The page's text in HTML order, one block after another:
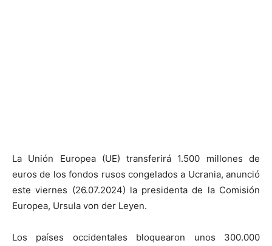
La Unión Europea (UE) transferirá 1.500 millones de
euros de los fondos rusos congelados a Ucrania, anunció
este viernes (26.07.2024) la presidenta de la Comisión
Europea, Ursula von der Leyen.
Los países occidentales bloquearon unos 300.000